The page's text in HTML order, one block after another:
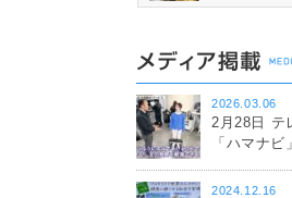
2026.03.06
2月28日 テ
「ハマナビ
2024.12.16